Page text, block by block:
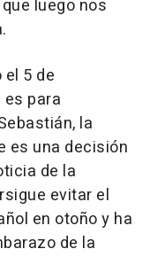
luego nos
5 de
para
la
es una decisión
de la
evitar el
en otoño y ha
de la